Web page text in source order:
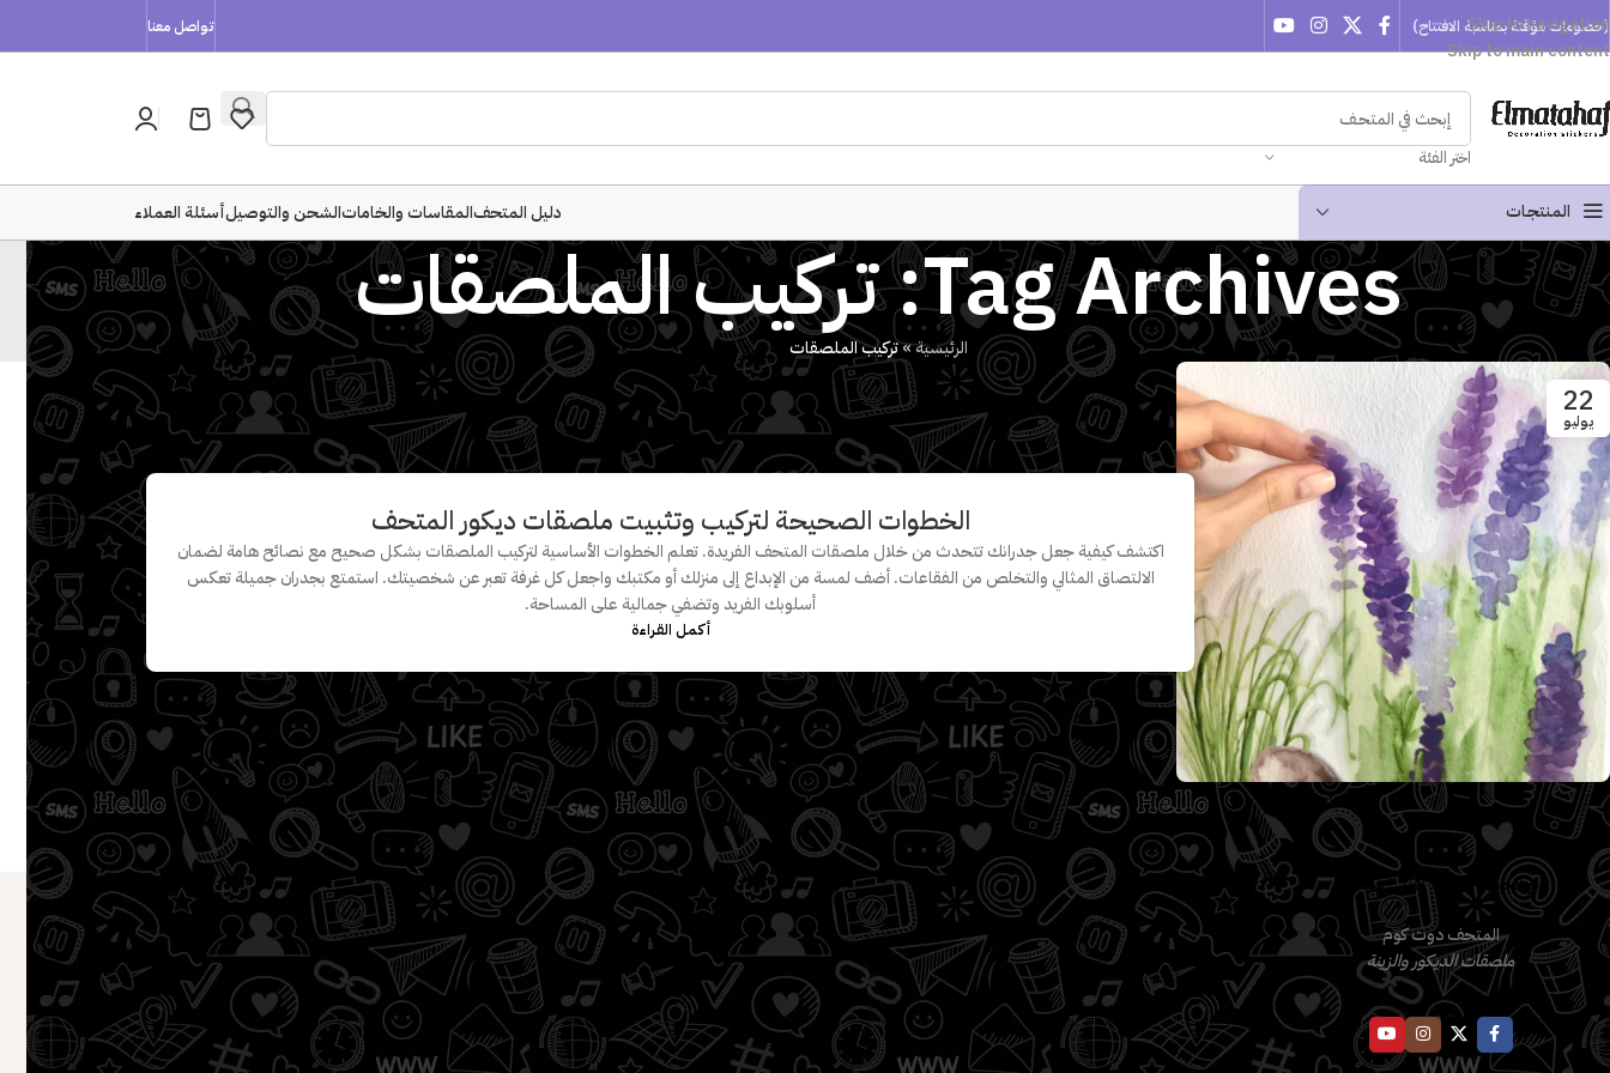
Skip to navigation
Skip to main content
(خصومات مؤقتة بمناسبة الافتتاح) تواصل معنا
اختر الفئة
المنتجـات دليل المتحفالمقاسات والخاماتالشحن والتوصيلأسئلة العملاء
Tag Archives: تركيب الملصقات
الرئيسية»تركيب الملصقات
22
يوليو
الخطوات الصحيحة لتركيب وتثبيت ملصقات ديكور المتحف
اكتشف كيفية جعل جدرانك تتحدث من خلال ملصقات المتحف الفريدة. تعلم الخطوات الأساسية لتركيب الملصقات بشكل صحيح مع نصائح هامة لضمان
الالتصاق المثالي والتخلص من الفقاعات. أضف لمسة من الإبداع إلى منزلك أو مكتبك واجعل كل غرفة تعبر عن شخصيتك. استمتع بجدران جميلة تعكس
أسلوبك الفريد وتضفي جمالية على المساحة.
أكمـل القـراءة
لو الحيطة سادة.. اقلبها سعادة
المتحف دوت كوم
ملصقات الديكور والزينة
دليل المتحف
الخطوات الصحيحة لتركيب وتثبيت
ملصقات ديكور المتحف
2024-07-22
كيفية العناية بملصقات الديكور
صفحتي
قائمـة الرغبـات
الطلبات
العنوان
تفاصيل الحساب
خدمة العملاء
عن المتحف
أسئلة العملاء
الشحن والتوصيل
سياسة الخصوصية
تواصل مع المتحف